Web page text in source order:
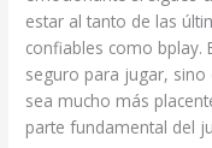
estar al tanto de las
confiables como bplay.
seguro para jugar, sino
sea mucho más
parte fundamental del